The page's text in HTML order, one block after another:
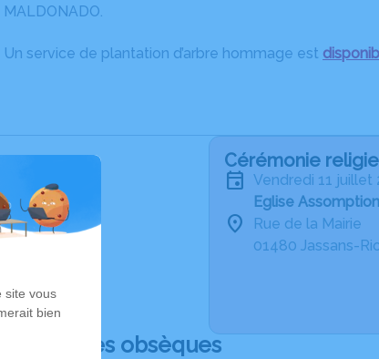
MALDONADO.
Un service de plantation d’arbre hommage est
Cérémonie
vendredi 11
Eglise
Rue de la Mairie
01480 Jassans-
Déroulé des obsèques